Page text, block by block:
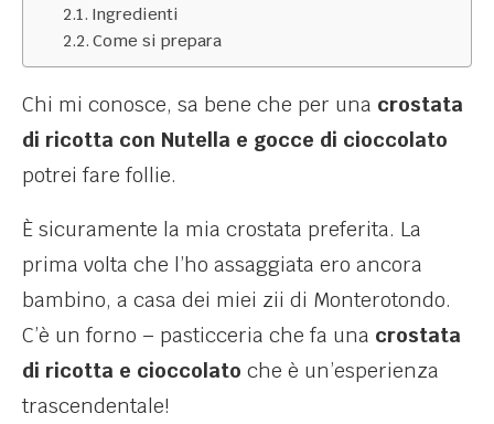
Ingredienti
Come si prepara
Chi mi conosce, sa bene che per una crostata
di ricotta con Nutella e gocce di cioccolato
potrei fare follie.
È sicuramente la mia crostata preferita. La
prima volta che l’ho assaggiata ero ancora
bambino, a casa dei miei zii di Monterotondo.
C’è un forno – pasticceria che fa una crostata
di ricotta e cioccolato che è un’esperienza
trascendentale!